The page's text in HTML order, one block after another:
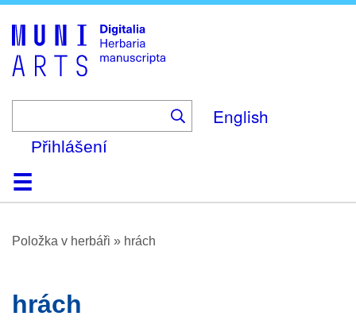
English
Přihlášení
DomůProhlížení
O platformě
Nápověda
KontaktDigitalia
Položka v herbáři » hrách
hrách